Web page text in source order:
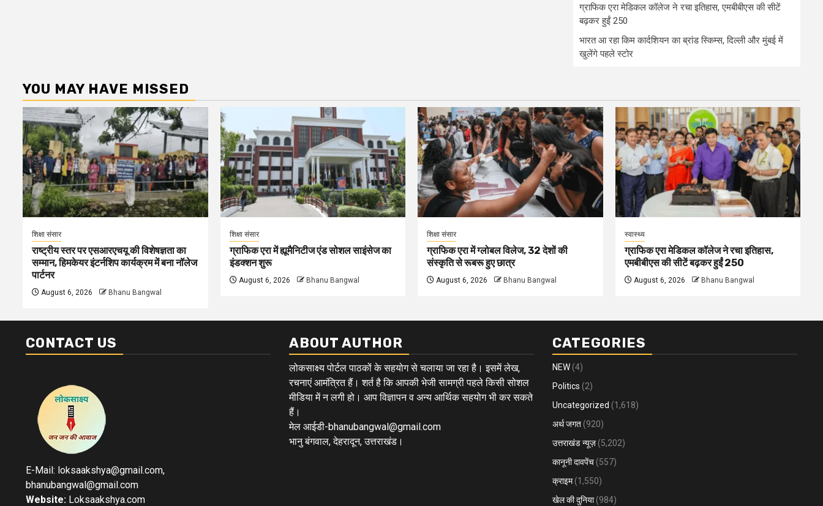
ग्राफिक एरा मेडिकल कॉलेज ने रचा इतिहास, एमबीबीएस की सीटें
बढ़कर हुईं 250
भारत आ रहा किम कार्दशियन का ब्रांड स्किम्स, दिल्ली और मुंबई में
खुलेंगे पहले स्टोर
YOU MAY HAVE MISSED
शिक्षा संसार
राष्ट्रीय स्तर पर एसआरएचयू की विशेषज्ञता का
सम्मान, हिमकेयर इंटर्नशिप कार्यक्रम में बना नॉलेज
पार्टनर
August 6, 2026 Bhanu Bangwal
शिक्षा संसार
ग्राफिक एरा में ह्यूमैनिटीज एंड सोशल साइंसेज का
इंडक्शन शुरू
August 6, 2026 Bhanu Bangwal
शिक्षा संसार
ग्राफिक एरा में ग्लोबल विलेज, 32 देशों की
संस्कृति से रूबरू हुए छात्र
August 6, 2026 Bhanu Bangwal
स्वास्थ्य
ग्राफिक एरा मेडिकल कॉलेज ने रचा इतिहास,
एमबीबीएस की सीटें बढ़कर हुईं 250
August 6, 2026 Bhanu Bangwal
CONTACT US
E-Mail: loksaakshya@gmail.com,
bhanubangwal@gmail.com
Website: Loksaakshya.com
ABOUT AUTHOR
लोकसाक्ष्य पोर्टल पाठकों के सहयोग से चलाया जा रहा है। इसमें लेख,
रचनाएं आमंत्रित हैं। शर्त है कि आपकी भेजी सामग्री पहले किसी सोशल
मीडिया में न लगी हो। आप विज्ञापन व अन्य आर्थिक सहयोग भी कर सकते
हैं।
मेल आईडी-bhanubangwal@gmail.com
भानु बंगवाल, देहरादून, उत्तराखंड।
CATEGORIES
NEW (4)
Politics (2)
Uncategorized (1,618)
अर्थ जगत (920)
उत्तराखंड न्यूज़ (5,202)
कानूनी दावपेंच (557)
क्राइम(1,550)
खेल की दुनिया(984)